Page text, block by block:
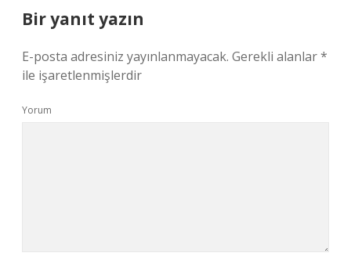
Bir yanıt yazın
E-posta adresiniz yayınlanmayacak. Gerekli alanlar*
ile işaretlenmişlerdir
Yorum